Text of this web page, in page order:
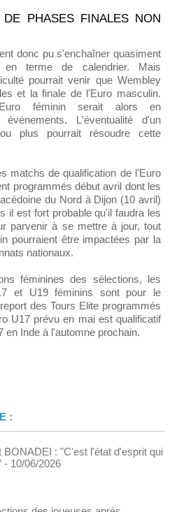
DE PHASES FINALES NON
en terme de calendrier. Mais
pourrait venir que Wembley
et la finale de l'Euro masculin.
féminin serait alors en
L'éventualité d'un
plus pourrait résoudre cette
matchs de qualification de l'Euro
programmés début avril dont les
du Nord à Dijon (10 avril)
il est fort probable qu'il faudra les
parvenir à se mettre à jour, tout
pourraient être impactées par la
nationaux.
féminines des sélections, les
et U19 féminins sont pour le
des Tours Elite programmés
U17 prévu en mai est qualificatif
en Inde à l'automne prochain.
:
BONADEI : "C'est l'état d'esprit qui
- 10/06/2026